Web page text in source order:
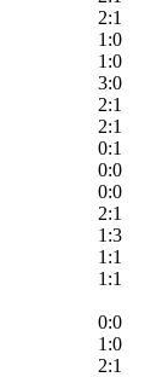
2:1
1:0
1:0
3:0
2:1
2:1
0:1
0:0
0:0
2:1
1:3
1:1
1:1
0:0
1:0
2:1